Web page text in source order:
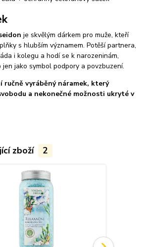
je skvělým dárkem pro muže, kteří
s hlubším významem. Potěší partnera,
i kolegu a hodí se k narozeninám,
jen jako symbol podpory a povzbuzení.
vyráběný náramek, který
a nekonečné možnosti ukryté v
zboží 2